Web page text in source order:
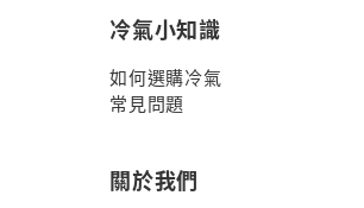
冷氣小知識
如何選購冷氣
常見問題
關於我們